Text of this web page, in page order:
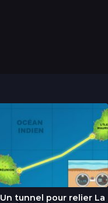
Un tunnel pour relier La